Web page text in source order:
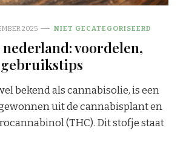
2025 NIET GECATEGORISEERD
voordelen,
gebruikstips
bekend als cannabisolie, is een
uit de cannabisplant en
(THC). Dit stofje staat